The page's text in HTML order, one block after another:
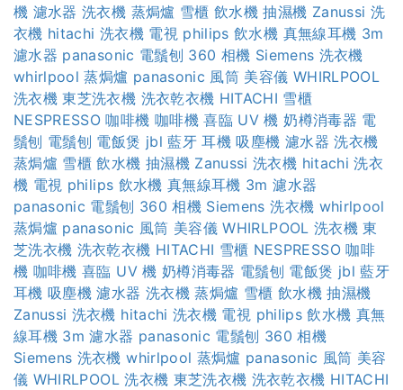
機 濾水器 洗衣機 蒸焗爐 雪櫃 飲水機 抽濕機 Zanussi 洗
衣機 hitachi 洗衣機 電視 philips 飲水機 真無線耳機 3m
濾水器 panasonic 電鬚刨 360 相機 Siemens 洗衣機
whirlpool 蒸焗爐 panasonic 風筒 美容儀 WHIRLPOOL
洗衣機 東芝洗衣機 洗衣乾衣機 HITACHI 雪櫃
NESPRESSO 咖啡機 咖啡機 喜臨 UV 機 奶樽消毒器 電
鬚刨 電鬚刨 電飯煲 jbl 藍牙 耳機 吸塵機 濾水器 洗衣機
蒸焗爐 雪櫃 飲水機 抽濕機 Zanussi 洗衣機 hitachi 洗衣
機 電視 philips 飲水機 真無線耳機 3m 濾水器
panasonic 電鬚刨 360 相機 Siemens 洗衣機 whirlpool
蒸焗爐 panasonic 風筒 美容儀 WHIRLPOOL 洗衣機 東
芝洗衣機 洗衣乾衣機 HITACHI 雪櫃 NESPRESSO 咖啡
機 咖啡機 喜臨 UV 機 奶樽消毒器 電鬚刨 電飯煲 jbl 藍牙
耳機 吸塵機 濾水器 洗衣機 蒸焗爐 雪櫃 飲水機 抽濕機
Zanussi 洗衣機 hitachi 洗衣機 電視 philips 飲水機 真無
線耳機 3m 濾水器 panasonic 電鬚刨 360 相機
Siemens 洗衣機 whirlpool 蒸焗爐 panasonic 風筒 美容
儀 WHIRLPOOL 洗衣機 東芝洗衣機 洗衣乾衣機 HITACHI